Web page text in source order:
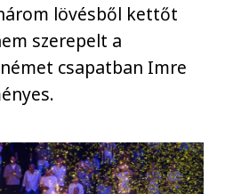
lövésből kettőt
szerepelt a
csapatban Imre